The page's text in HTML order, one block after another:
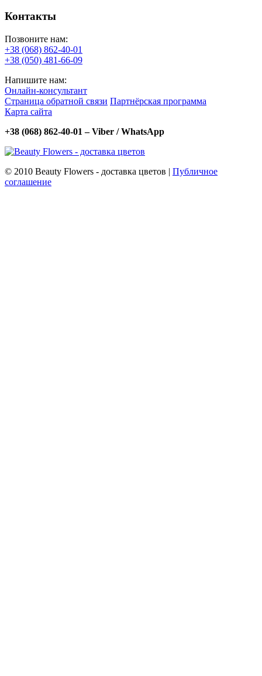
Контакты
Позвоните нам:
+38 (068) 862-40-01
+38 (050) 481-66-09
Напишите нам:
Онлайн-консультант
Страница обратной связи Партнёрская программа
Карта сайта
+38 (068) 862-40-01 – Viber / WhatsApp
© 2010 Beauty Flowers - доставка цветов | Публичное
соглашение